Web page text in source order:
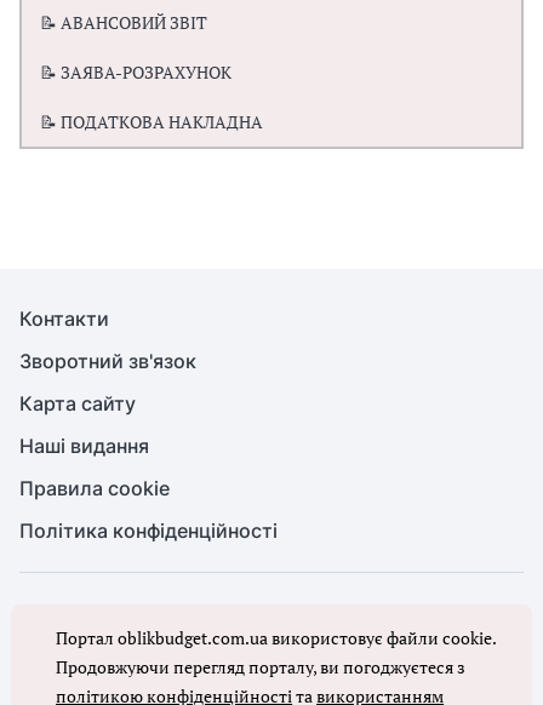
📝 АВАНСОВИЙ ЗВІТ
📝 ЗАЯВА-РОЗРАХУНОК
📝 ПОДАТКОВА НАКЛАДНА
Контакти
Зворотний зв'язок
Карта сайту
Наші видання
Правила cookie
Політика конфіденційності
Повне або часткове копіювання будь-яких матеріалів порталу,
цитування, публікація їх анотованих оглядів допускаються лише з
письмового дозволу редакції порталу
Портал oblikbudget.com.ua використовує файли cookie.
Продовжуючи перегляд порталу, ви погоджуєтеся з
політикою конфіденційностітавикористанням